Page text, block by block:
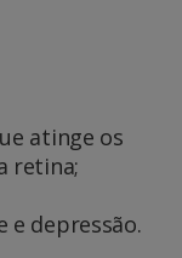
atinge os
retina;
e depressão.